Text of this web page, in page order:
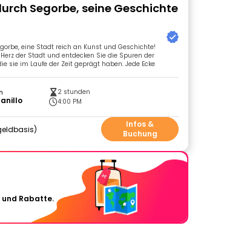
Segorbe, seine Geschichte
eine Stadt reich an Kunst und Geschichte!
der Stadt und entdecken Sie die Spuren der
sie im Laufe der Zeit geprägt haben. Jede Ecke
2 stunden
4:00 PM
Infos &
Buchung
und Rabatte.